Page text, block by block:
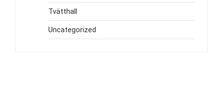
Tvätthall
Uncategorized